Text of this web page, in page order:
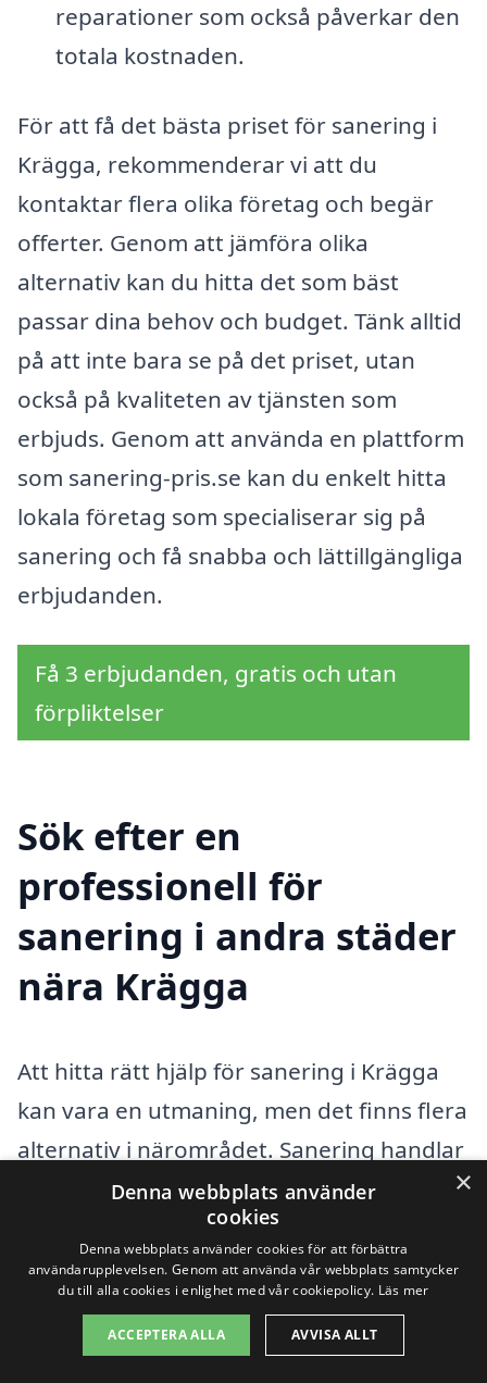
reparationer som också påverkar den
totala kostnaden.
För att få det bästa priset för sanering i
Krägga, rekommenderar vi att du
kontaktar flera olika företag och begär
offerter. Genom att jämföra olika
alternativ kan du hitta det som bäst
passar dina behov och budget. Tänk alltid
på att inte bara se på det priset, utan
också på kvaliteten av tjänsten som
erbjuds. Genom att använda en plattform
som sanering-pris.se kan du enkelt hitta
lokala företag som specialiserar sig på
sanering och få snabba och lättillgängliga
erbjudanden.
Få 3 erbjudanden, gratis och utan
förpliktelser
Sök efter en
professionell för
sanering i andra städer
nära Krägga
Att hitta rätt hjälp för sanering i Krägga
kan vara en utmaning, men det finns flera
alternativ i närområdet. Sanering handlar
om att ta hand om miljö- och
hälsoproblem som kan uppstå i samband
med vatten-, brand- eller mögelskador.
Genom att anlita ett professionellt
företag kan du få hjälp med att återställa
×
Denna webbplats använder
cookies
Denna webbplats använder cookies för att förbättra
användarupplevelsen. Genom att använda vår webbplats samtycker
du till alla cookies i enlighet med vår cookiepolicy. Läs mer
ACCEPTERA ALLA AVVISA ALLT